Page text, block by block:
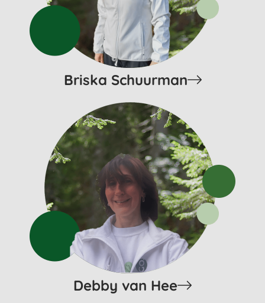
Briska Schuurman
Debby van Hee